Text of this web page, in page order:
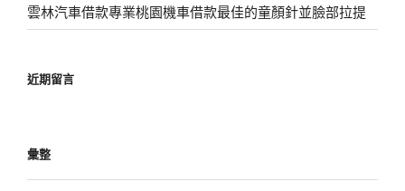
雲林汽車借款專業桃園機車借款最佳的童顏針並臉部拉提
近期留言
彙整